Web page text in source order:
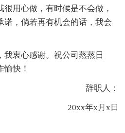
用心做，有时候是不会做，
诺，倘若再有机会的话，我会
衷心感谢。祝公司蒸蒸日
愉快！
辞职人：
20xx年x月x日